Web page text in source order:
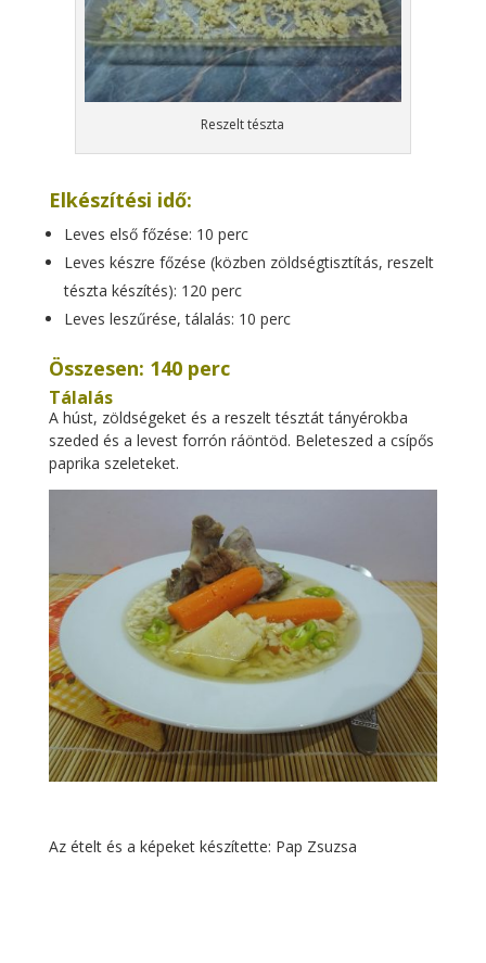
Reszelt tészta
Elkészítési idő:
Leves első főzése: 10 perc
Leves készre főzése (közben zöldségtisztítás, reszelt
tészta készítés): 120 perc
Leves leszűrése, tálalás: 10 perc
Összesen: 140 perc
Tálalás
A húst, zöldségeket és a reszelt tésztát tányérokba
szeded és a levest forrón ráöntöd. Beleteszed a csípős
paprika szeleteket.
Az ételt és a képeket készítette: Pap Zsuzsa